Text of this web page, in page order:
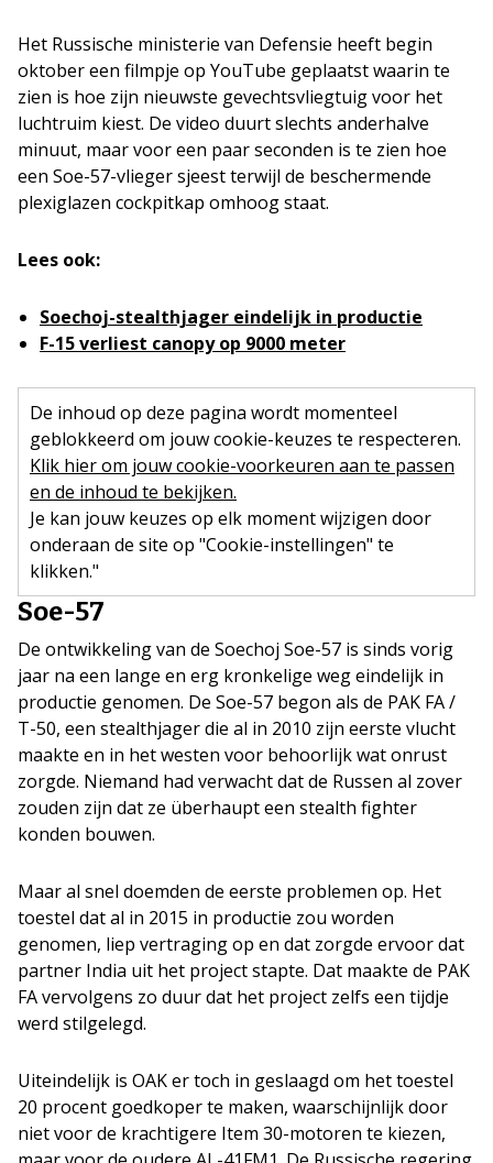
Het Russische ministerie van Defensie heeft begin
oktober een filmpje op YouTube geplaatst waarin te
zien is hoe zijn nieuwste gevechtsvliegtuig voor het
luchtruim kiest. De video duurt slechts anderhalve
minuut, maar voor een paar seconden is te zien hoe
een Soe-57-vlieger sjeest terwijl de beschermende
plexiglazen cockpitkap omhoog staat.
Lees ook:
Soechoj-stealthjager eindelijk in productie
F-15 verliest canopy op 9000 meter
De inhoud op deze pagina wordt momenteel
geblokkeerd om jouw cookie-keuzes te respecteren.
Klik hier om jouw cookie-voorkeuren aan te passen
en de inhoud te bekijken.
Je kan jouw keuzes op elk moment wijzigen door
onderaan de site op "Cookie-instellingen" te
klikken."
Soe-57
De ontwikkeling van de Soechoj Soe-57 is sinds vorig
jaar na een lange en erg kronkelige weg eindelijk in
productie genomen. De Soe-57 begon als de PAK FA /
T-50, een stealthjager die al in 2010 zijn eerste vlucht
maakte en in het westen voor behoorlijk wat onrust
zorgde. Niemand had verwacht dat de Russen al zover
zouden zijn dat ze überhaupt een stealth fighter
konden bouwen.
Maar al snel doemden de eerste problemen op. Het
toestel dat al in 2015 in productie zou worden
genomen, liep vertraging op en dat zorgde ervoor dat
partner India uit het project stapte. Dat maakte de PAK
FA vervolgens zo duur dat het project zelfs een tijdje
werd stilgelegd.
Uiteindelijk is OAK er toch in geslaagd om het toestel
20 procent goedkoper te maken, waarschijnlijk door
niet voor de krachtigere Item 30-motoren te kiezen,